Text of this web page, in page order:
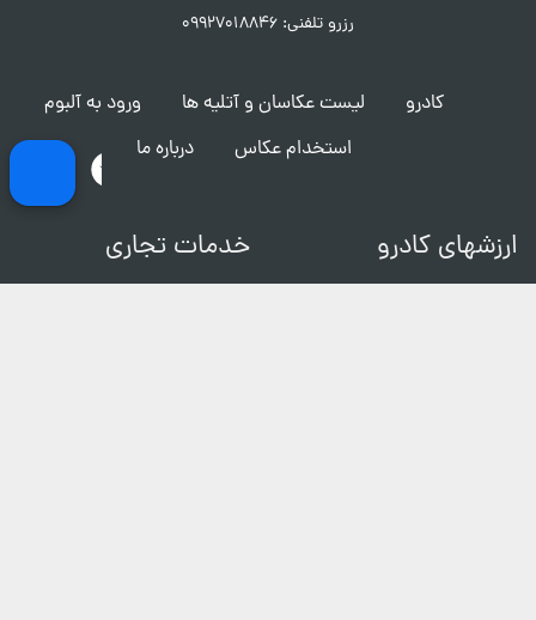
رزرو تلفنی: ۰۹۹۲۷۰۱۸۸۴۶
کادرو لیست عکاسان و آتلیه ها
ورود به آلبوم
استخدام عکاس
درباره ما
ارزشهای کادرو خدمات تجاری